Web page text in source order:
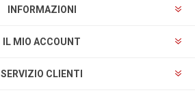
INFORMAZIONI
IL MIO ACCOUNT
SERVIZIO CLIENTI